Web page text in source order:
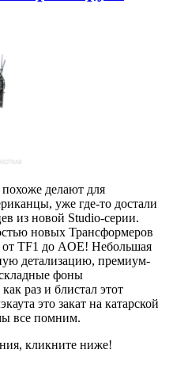
делают для
уже где-то достали
из новой Studio-серии.
новых Трансформеров
TF1 до AOE! Небольшая
детализацию, премиум-
фоны
раз и блистал этот
это закат на катарской
все помним.
кликните ниже!